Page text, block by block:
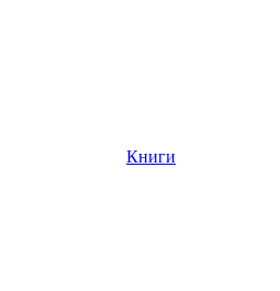
Книги